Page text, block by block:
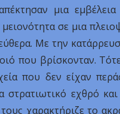
μια
σε μια
Με την
που βρίσκονταν.
που δεν είχαν
εχθρό
χαρακτήριζε το